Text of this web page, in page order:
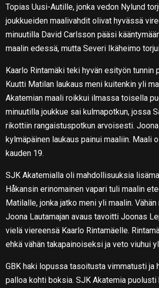
Topias Uusi-Autille, jonka vedon Nylund
joukkueiden maalivahdit olivat hyvässä
minuutilla David Carlsson pääsi
maalin edessä, mutta Severi Ikäheimo
Kaarlo Rintamäki teki hyvän esityön tunnin
Kuutti Matilan laukaus meni kuitenkin yli
Akatemian maali roikkui ilmassa toisella
minuutilla joukkue sai kulmapotkun, jossa
rikottiin rangaistuspotkun arvoisesti.
kylmäpäinen laukaus painui maaliin. Maali
kauden 19.
SJK Akatemialla oli mahdollisuuksia
Håkansin erinomainen vapari tuli maalin
Matilalle, jonka jatko meni yli maalin.
Joona Lautamajan avaus tavoitti Joonas
vielä viereensä Kaarlo Rintamäelle.
ehkä vähän takapainoiseksi ja veto viuhui
GBK haki lopussa tasoitusta vimmatusti ja
palloa kohti boksia. SJK Akatemia puolusti